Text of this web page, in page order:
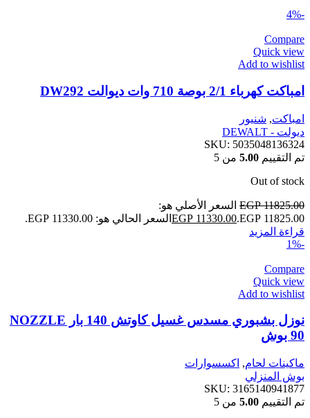
-4%
Compare
Quick view
Add to wishlist
امباكت كهرباء 2/1 بوصة 710 وات ديوالت DW292
امباكت, شنيور
ديولت - DEWALT
SKU: 5035048136324
تم التقييم 5.00 من 5
Out of stock
EGP11825.00
السعر الأصلي هو:
EGP 11825.00.
EGP 11330.00
السعر الحالي هو: EGP 11330.00.
قراءة المزيد
-1%
Compare
Quick view
Add to wishlist
نوزل بشبوري مسدس غسيل كاوتش 140 بار NOZZLE
90 بوش
ماكينات لحام, اكسسوارات
بوش المنزلي
SKU: 3165140941877
تم التقييم 5.00 من 5